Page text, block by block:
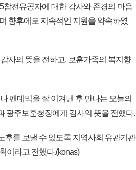
참전유공자에 대한 감사와 존경의 마음
향후에도 지속적인 지원을 약속하였
사의 뜻을 전하고, 보훈가족의 복지향
팬데믹을 잘 이겨낸 후 만나는 오늘의
광주보훈청장에게 감사의 뜻을 전했다.
후를 보낼 수 있도록 지역사회 유관기관
이라고 전했다.(konas)